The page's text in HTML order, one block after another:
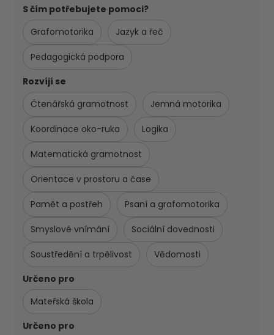
S čím potřebujete pomoci?
Grafomotorika
Jazyk a řeč
Pedagogická podpora
Rozvíjí se
Čtenářská gramotnost
Jemná motorika
Koordinace oko-ruka Logika
Matematická gramotnost
Orientace v prostoru a čase
Pamět a postřeh Psaní a grafomotorika
Smyslové vnímání Sociální dovednosti
Soustředění a trpělivost
Vědomosti
Určeno pro
Mateřská škola
Určeno pro